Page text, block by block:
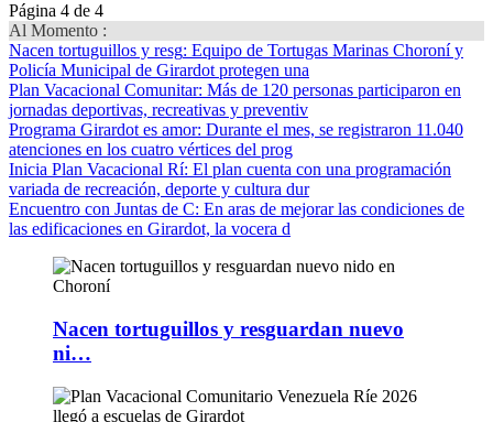
Página 4 de 4
Al Momento :
Nacen tortuguillos y resg: Equipo de Tortugas Marinas Choroní y
Policía Municipal de Girardot protegen una
Plan Vacacional Comunitar: Más de 120 personas participaron en
jornadas deportivas, recreativas y preventiv
Programa Girardot es amor: Durante el mes, se registraron 11.040
atenciones en los cuatro vértices del prog
Inicia Plan Vacacional Rí: El plan cuenta con una programación
variada de recreación, deporte y cultura dur
Encuentro con Juntas de C: En aras de mejorar las condiciones de
las edificaciones en Girardot, la vocera d
Nacen tortuguillos y resguardan nuevo
ni…